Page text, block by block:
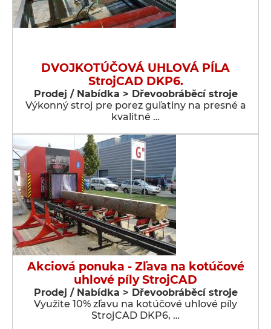
DVOJKOTÚČOVÁ UHLOVÁ PÍLA
StrojCAD DKP6.
Prodej / Nabídka > Dřevoobráběcí stroje
Výkonný stroj pre porez guľatiny na presné a
kvalitné …
Akciová ponuka - Zľava na kotúčové
uhlové píly StrojCAD
Prodej / Nabídka > Dřevoobráběcí stroje
Využite 10% zľavu na kotúčové uhlové píly
StrojCAD DKP6, …